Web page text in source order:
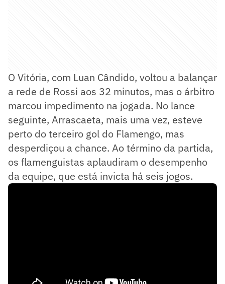
O Vitória, com Luan Cândido, voltou a balançar
a rede de Rossi aos 32 minutos, mas o árbitro
marcou impedimento na jogada. No lance
seguinte, Arrascaeta, mais uma vez, esteve
perto do terceiro gol do Flamengo, mas
desperdiçou a chance. Ao término da partida,
os flamenguistas aplaudiram o desempenho
da equipe, que está invicta há seis jogos.